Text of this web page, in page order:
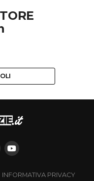
INFORMATIVA PRIVACY